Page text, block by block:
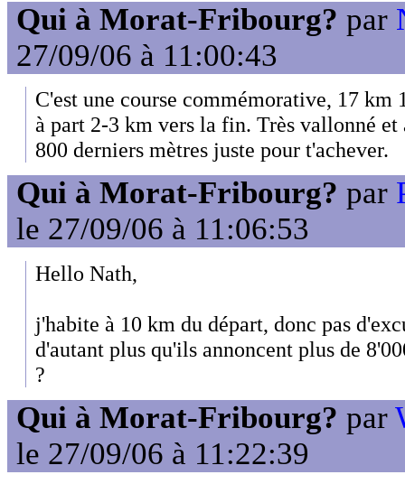
Qui à Morat-Fribourg? par
27/09/06 à 11:00:43
C'est une course commémorative, 17
à part 2-3 km vers la fin. Très vallonné et
800 derniers mètres juste pour t'achever.
Qui à Morat-Fribourg? par
le 27/09/06 à 11:06:53
Hello Nath,
j'habite à 10 km du départ, donc pas
d'autant plus qu'ils annoncent plus de
?
Qui à Morat-Fribourg? par
le 27/09/06 à 11:22:39